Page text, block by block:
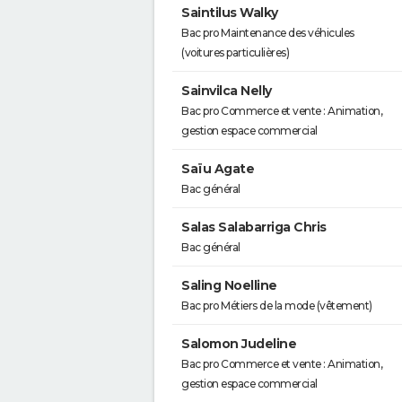
Saintilus Walky
Bac pro Maintenance des véhicules
(voitures particulières)
Sainvilca Nelly
Bac pro Commerce et vente : Animation,
gestion espace commercial
Saïu Agate
Bac général
Salas Salabarriga Chris
Bac général
Saling Noelline
Bac pro Métiers de la mode (vêtement)
Salomon Judeline
Bac pro Commerce et vente : Animation,
gestion espace commercial